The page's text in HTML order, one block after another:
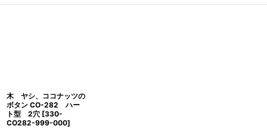
木 ヤシ、ココナッツの
ボタン CO-282 ハー
ト型 2穴 [330-
CO282-999-000]